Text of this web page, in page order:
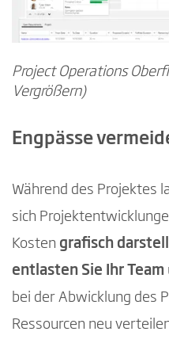
Project Operations
Vergrößern)
Engpässe
Während des Projektes
sich
Kosten grafisch
entlasten Sie Ihr Team
bei der Abwicklung des
Ressourcen neu